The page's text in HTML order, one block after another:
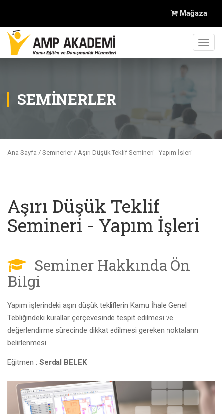
Mağaza
SEMINERLER
Ana Sayfa / Seminerler / Aşırı Düşük Teklif Semineri - Yapım İşleri
Aşırı Düşük Teklif
Semineri - Yapım İşleri
Seminer Hakkında Ön
Bilgi
Yapım işlerindeki aşırı düşük tekliflerin Kamu İhale Genel
Tebliğindeki kurallar çerçevesinde tespit edilmesi ve
değerlendirme sürecinde dikkat edilmesi gereken noktaların
belirlenmesi.
Eğitmen : Serdal BELEK